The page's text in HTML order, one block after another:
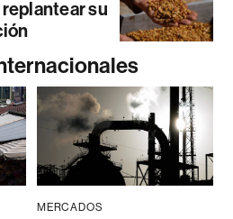
su
MERCADOS